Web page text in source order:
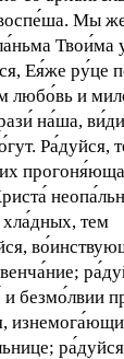
Мы
Твои́ма
Ея́же ру́це
любо́вь и
на́ша,
Ра́дуйся,
тем
безмо́лвии